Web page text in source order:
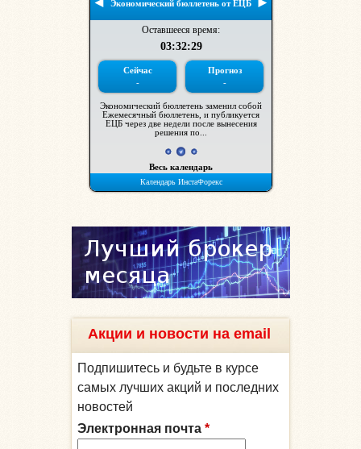
Акции и новости на email
Подпишитесь и будьте в курсе
самых лучших акций и последних
новостей
Электронная почта *